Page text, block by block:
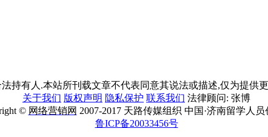
持有人.本站所刊载文章不代表同意其说法或描述,仅为提供
关于我们 版权声明 隐私保护 联系我们 法律顾问: 张博
© 网络营销网 2007-2017 天路传媒组织 中国·济南留学人员
鲁ICP备20033456号